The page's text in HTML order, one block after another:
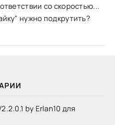
by Erlan10 для
со скоростью...
нужно подкрутить?